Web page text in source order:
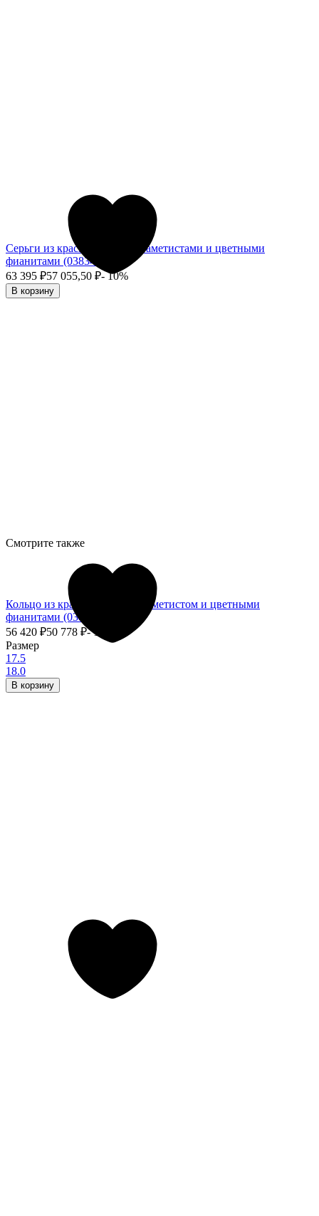
Серьги из красного золота с аметистами и цветными
фианитами (038348)
63 395 ₽57 055,50 ₽- 10%
В корзину
Кольцо из красного золота с аметистом и цветными
фианитами (038322)
56 420 ₽50 778 ₽- 10%
Размер
17.5
18.0
В корзину
Смотрите также